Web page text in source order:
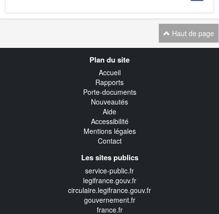
Haut de page
Plan du site
Accueil
Rapports
Porte-documents
Nouveautés
Aide
Accessibilité
Mentions légales
Contact
Les sites publics
service-public.fr
legifrance.gouv.fr
circulaire.legifrance.gouv.fr
gouvernement.fr
france.fr